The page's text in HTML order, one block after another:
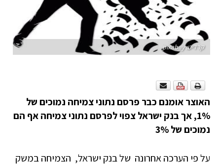
קרדיט: pixabay
האוצר אומנם כבר פרסם נתוני צמיחה נמוכים של
1%, אך בנק ישראל צפוי לפרסם נתוני צמיחה אף הם
נמוכים של 3%
על פי הערכה אחרונה של בנק ישראל, הצמיחה במשק